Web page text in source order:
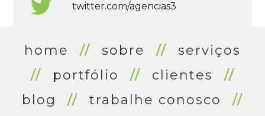
twitter.com/agencias3
home // sobre //
serviços
//
portfólio // clientes
//
blog
// trabalhe conosco
//